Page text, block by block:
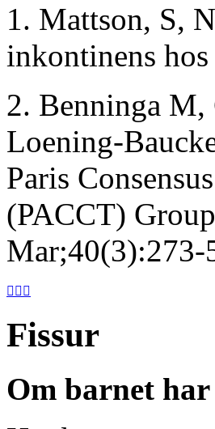
1. Mattson, S,
inkontinens
2. Benninga
Loening-
Paris
(PACCT)
  
Fissur
Om barnet